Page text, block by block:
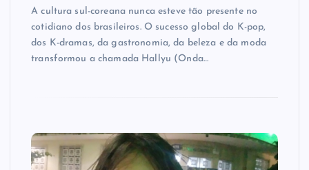
A cultura sul-coreana nunca esteve tão presente no
cotidiano dos brasileiros. O sucesso global do K-pop,
dos K-dramas, da gastronomia, da beleza e da moda
transformou a chamada Hallyu (Onda…